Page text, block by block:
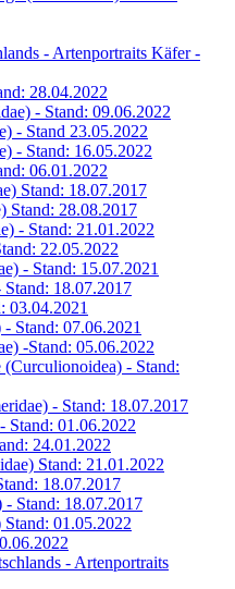
- Artenportraits Käfer -
28.04.2022
- Stand: 09.06.2022
- Stand 23.05.2022
- Stand: 16.05.2022
06.01.2022
Stand: 18.07.2017
Stand: 28.08.2017
- Stand: 21.01.2022
22.05.2022
- Stand: 15.07.2021
18.07.2017
03.04.2021
Stand: 07.06.2021
-Stand: 05.06.2022
(Curculionoidea) - Stand:
- Stand: 18.07.2017
Stand: 01.06.2022
24.01.2022
Stand: 21.01.2022
18.07.2017
- Stand: 18.07.2017
01.05.2022
- Artenportraits